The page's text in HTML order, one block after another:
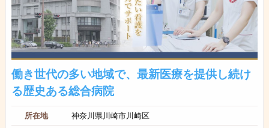
働き世代の多い地域で、最新医療を提供し続け
る歴史ある総合病院
所在地 神奈川県川崎市川崎区